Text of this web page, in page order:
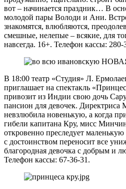
вот – начинается праздник… В
молодой пары Володи и Ани.
знакомятся, влюбляются,
смешные, нелепые – всякие, для
навсегда. 16+. Телефон кассы: 280-
В 18:00 театр «Студия» Л.
приглашает на спектакль
привозит из Индии свою дочь Сару
пансион для девочек.
невзлюбила новенькую, а когда
гибели капитана Кру, мисс
откровенно преследует
с достоинством переносит все
благородная девочка с добрым и
Телефон кассы: 67-36-31.